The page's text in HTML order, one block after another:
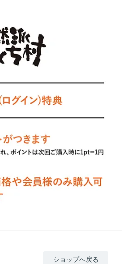
ショップへ戻る